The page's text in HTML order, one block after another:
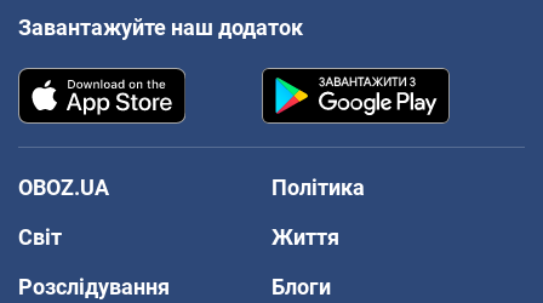
Завантажуйте наш додаток
OBOZ.UA
Політика
Світ
Життя
Розслідування
Блоги